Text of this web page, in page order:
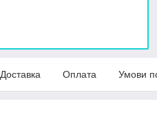
Доставка Оплата Умови